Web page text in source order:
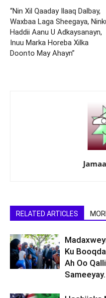
“Nin Xil Qaaday Ilaaq Dalbay,
Waxbaa Laga Sheegaya,
Haddii Aanu U Adkaysanayn,
Inuu Marka Horeba Xilka
Doonto May Ahayn”
RELATED ARTICLES
Ku
Ah Oo
Sameeyay.